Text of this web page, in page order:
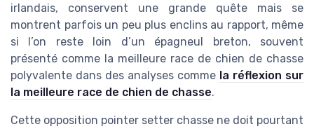
irlandais, conservent une grande quête mais se
montrent parfois un peu plus enclins au rapport, même
si l’on reste loin d’un épagneul breton, souvent
présenté comme la meilleure race de chien de chasse
polyvalente dans des analyses comme la réflexion sur
la meilleure race de chien de chasse.
Cette opposition pointer setter chasse ne doit pourtant